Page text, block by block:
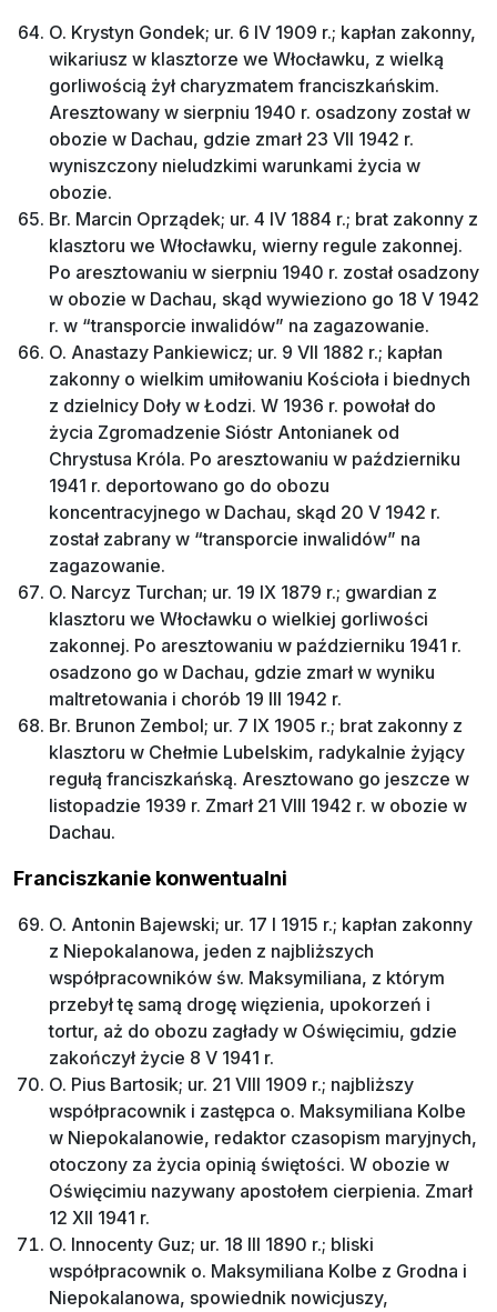
O. Krystyn Gondek; ur. 6 IV 1909 r.; kapłan zakonny,
wikariusz w klasztorze we Włocławku, z wielką
gorliwością żył charyzmatem franciszkańskim.
Aresztowany w sierpniu 1940 r. osadzony został w
obozie w Dachau, gdzie zmarł 23 VII 1942 r.
wyniszczony nieludzkimi warunkami życia w
obozie.
Br. Marcin Oprządek; ur. 4 IV 1884 r.; brat zakonny z
klasztoru we Włocławku, wierny regule zakonnej.
Po aresztowaniu w sierpniu 1940 r. został osadzony
w obozie w Dachau, skąd wywieziono go 18 V 1942
r. w “transporcie inwalidów” na zagazowanie.
O. Anastazy Pankiewicz; ur. 9 VII 1882 r.; kapłan
zakonny o wielkim umiłowaniu Kościoła i biednych
z dzielnicy Doły w Łodzi. W 1936 r. powołał do
życia Zgromadzenie Sióstr Antonianek od
Chrystusa Króla. Po aresztowaniu w październiku
1941 r. deportowano go do obozu
koncentracyjnego w Dachau, skąd 20 V 1942 r.
został zabrany w “transporcie inwalidów” na
zagazowanie.
O. Narcyz Turchan; ur. 19 IX 1879 r.; gwardian z
klasztoru we Włocławku o wielkiej gorliwości
zakonnej. Po aresztowaniu w październiku 1941 r.
osadzono go w Dachau, gdzie zmarł w wyniku
maltretowania i chorób 19 III 1942 r.
Br. Brunon Zembol; ur. 7 IX 1905 r.; brat zakonny z
klasztoru w Chełmie Lubelskim, radykalnie żyjący
regułą franciszkańską. Aresztowano go jeszcze w
listopadzie 1939 r. Zmarł 21 VIII 1942 r. w obozie w
Dachau.
Franciszkanie konwentualni
O. Antonin Bajewski; ur. 17 I 1915 r.; kapłan zakonny
z Niepokalanowa, jeden z najbliższych
współpracowników św. Maksymiliana, z którym
przebył tę samą drogę więzienia, upokorzeń i
tortur, aż do obozu zagłady w Oświęcimiu, gdzie
zakończył życie 8 V 1941 r.
O. Pius Bartosik; ur. 21 VIII 1909 r.; najbliższy
współpracownik i zastępca o. Maksymiliana Kolbe
w Niepokalanowie, redaktor czasopism maryjnych,
otoczony za życia opinią świętości. W obozie w
Oświęcimiu nazywany apostołem cierpienia. Zmarł
12 XII 1941 r.
O. Innocenty Guz; ur. 18 III 1890 r.; bliski
współpracownik o. Maksymiliana Kolbe z Grodna i
Niepokalanowa, spowiednik nowicjuszy,